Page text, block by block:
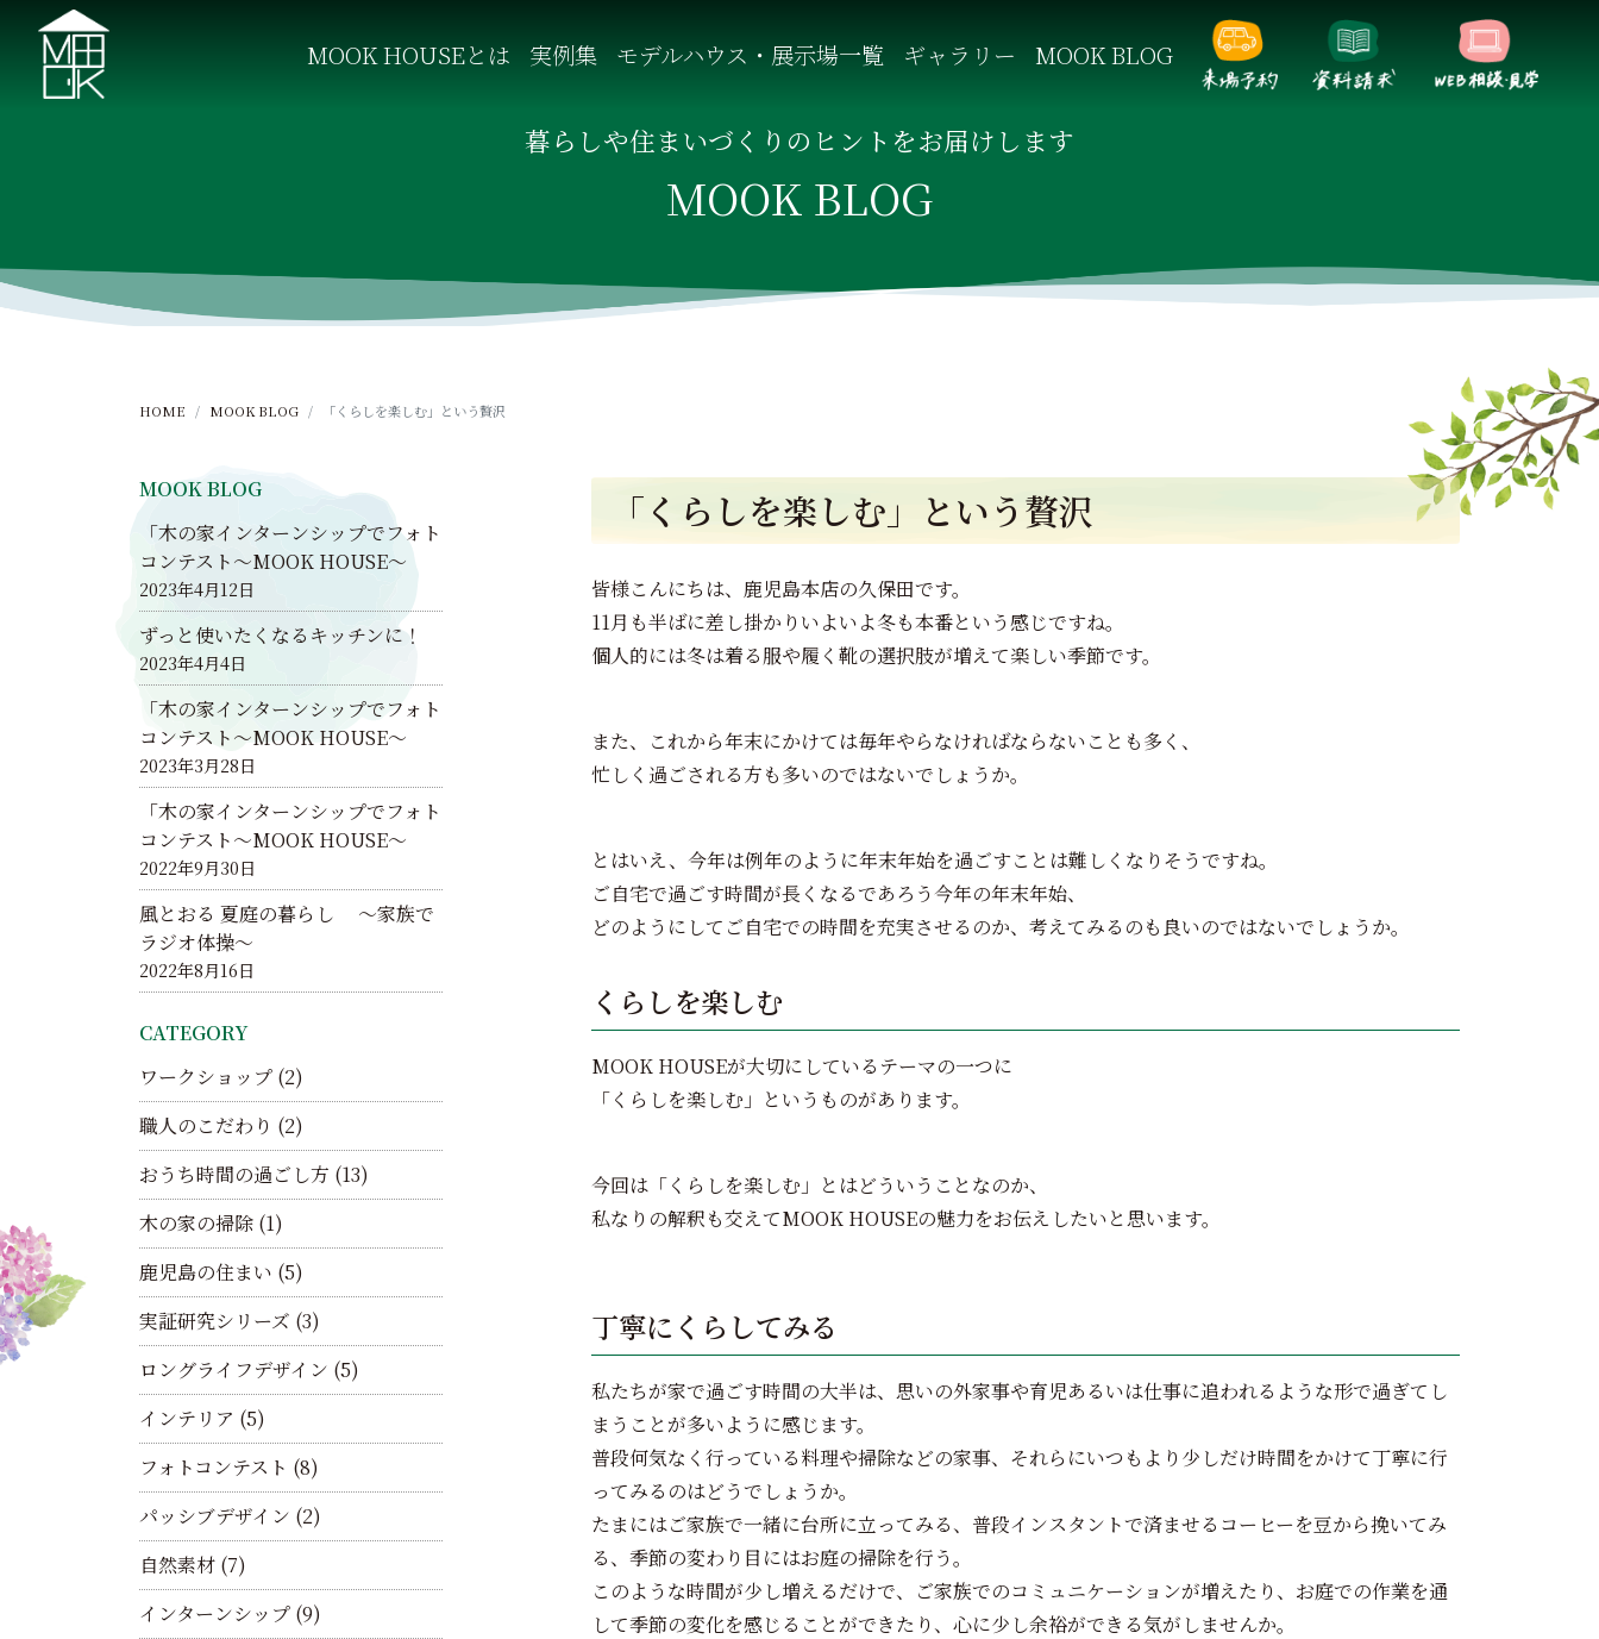
t
MOOK HOUSEとは 実例集 モデルハウス・展示場一覧 ギャラリー MOOK BLOG
暮らしや住まいづくりのヒントをお届けします
MOOK BLOG
HOME MOOK BLOG 「くらしを楽しむ」という贅沢
「くらしを楽しむ」という贅沢
皆様こんにちは、鹿児島本店の久保田です。
11月も半ばに差し掛かりいよいよ冬も本番という感じですね。
個人的には冬は着る服や履く靴の選択肢が増えて楽しい季節です。
また、これから年末にかけては毎年やらなければならないことも多く、
忙しく過ごされる方も多いのではないでしょうか。
とはいえ、今年は例年のように年末年始を過ごすことは難しくなりそうですね。
ご自宅で過ごす時間が長くなるであろう今年の年末年始、
どのようにしてご自宅での時間を充実させるのか、考えてみるのも良いのではないでしょうか。
くらしを楽しむ
MOOK HOUSEが大切にしているテーマの一つに
「くらしを楽しむ」というものがあります。
今回は「くらしを楽しむ」とはどういうことなのか、
私なりの解釈も交えてMOOK HOUSEの魅力をお伝えしたいと思います。
丁寧にくらしてみる
私たちが家で過ごす時間の大半は、思いの外家事や育児あるいは仕事に追われるような形で過ぎてし
まうことが多いように感じます。
普段何気なく行っている料理や掃除などの家事、それらにいつもより少しだけ時間をかけて丁寧に行
ってみるのはどうでしょうか。
たまにはご家族で一緒に台所に立ってみる、普段インスタントで済ませるコーヒーを豆から挽いてみ
る、季節の変わり目にはお庭の掃除を行う。
このような時間が少し増えるだけで、ご家族でのコミュニケーションが増えたり、お庭での作業を通
して季節の変化を感じることができたり、心に少し余裕ができる気がしませんか。
MOOK BLOG
「木の家インターンシップでフォト
コンテスト～MOOK HOUSE～
2023年4月12日
ずっと使いたくなるキッチンに！
2023年4月4日
「木の家インターンシップでフォト
コンテスト～MOOK HOUSE～
2023年3月28日
「木の家インターンシップでフォト
コンテスト～MOOK HOUSE～
2022年9月30日
風とおる 夏庭の暮らし ～家族で
ラジオ体操～
2022年8月16日
CATEGORY
ワークショップ (2)
職人のこだわり (2)
おうち時間の過ごし方 (13)
木の家の掃除 (1)
鹿児島の住まい (5)
実証研究シリーズ (3)
ロングライフデザイン (5)
インテリア (5)
フォトコンテスト (8)
パッシブデザイン (2)
自然素材 (7)
インターンシップ (9)